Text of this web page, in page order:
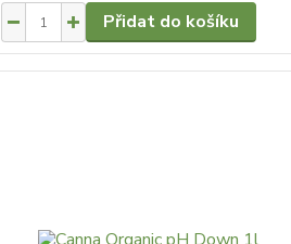
Přidat do košíku